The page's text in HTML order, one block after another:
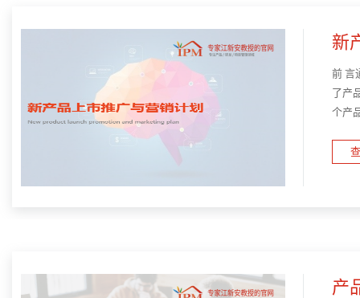
新
前 言
了产
个产
产